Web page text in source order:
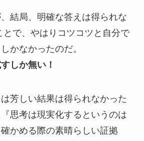
結局、明確な答えは得られな
とで、やはりコツコツと自分で
かなかったのだ。
しか無い！
芳しい結果は得られなかった
思考は現実化するというのは
かめる際の素晴らしい証拠